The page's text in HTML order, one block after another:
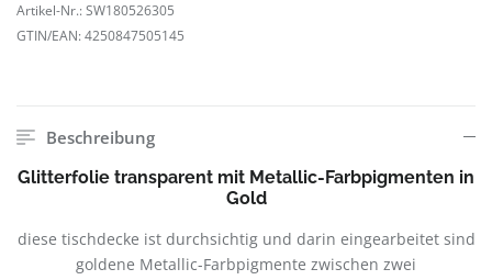
Artikel-Nr.: SW180526305
GTIN/EAN: 4250847505145
Beschreibung
Glitterfolie transparent mit Metallic-Farbpigmenten in
Gold
diese tischdecke ist durchsichtig und darin eingearbeitet sind
goldene Metallic-Farbpigmente zwischen zwei